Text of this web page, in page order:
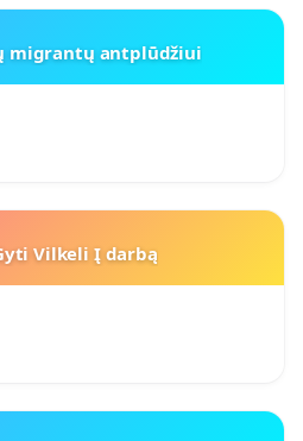
migrantų antplūdžiui
Vilkeli Į darbą